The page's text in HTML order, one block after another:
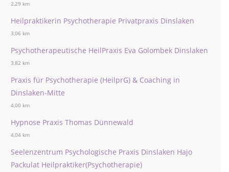
2,29 km
Heilpraktikerin Psychotherapie Privatpraxis Dinslaken
3,06 km
Psychotherapeutische HeilPraxis Eva Golombek Dinslaken
3,82 km
Praxis für Psychotherapie (HeilprG) & Coaching in
Dinslaken-Mitte
4,00 km
Hypnose Praxis Thomas Dünnewald
4,04 km
Seelenzentrum Psychologische Praxis Dinslaken Hajo
Packulat Heilpraktiker(Psychotherapie)